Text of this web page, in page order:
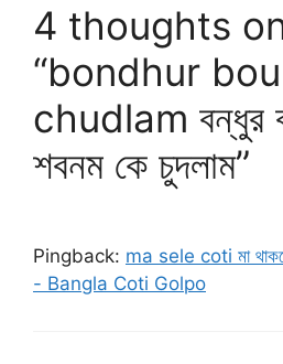
4 thoughts
“bondhur
chudlam বন্ধুর
শবনম কে চুদলাম”
Pingback: ma sele coti মা
- Bangla Coti Golpo